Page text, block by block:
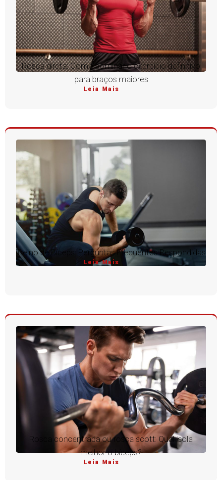
Rosca direta: Como dominar o exercício definitivo
para braços maiores
Leia Mais
Treino de Bíceps: Perguntas Frequentes Respondidas
Leia Mais
Rosca concentrada ou rosca scott: Qual isola
melhor o bíceps?
Leia Mais